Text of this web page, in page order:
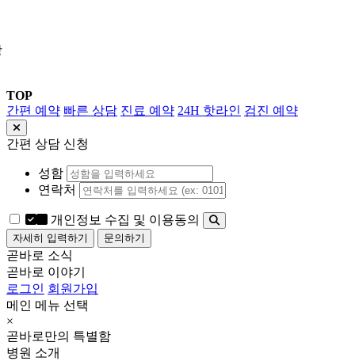
TOP
간편 예약 빠른 상담 진료 예약 24H 핫라인 검진 예약
간편 상담 신청
성함
연락처
개인정보 수집 및 이용동의
자세히 입력하기 문의하기
곧바로 소식
곧바로 이야기
로그인 회원가입
메인 메뉴 선택
×
곧바로만의 특별함
병원 소개